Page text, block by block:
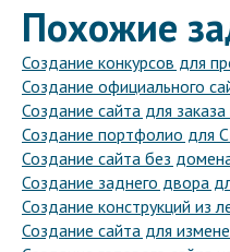
Похожие
Создание конкурсов для
Создание официального
Создание сайта для
Создание портфолио для
Создание сайта без
Создание заднего двора
Создание конструкций из
Создание сайта для